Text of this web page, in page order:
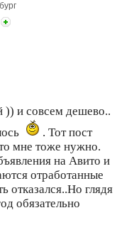
и совсем дешево..
. Тот пост
мне тоже нужно.
на Авито и
отработанные
отказался..Но глядя
обязательно